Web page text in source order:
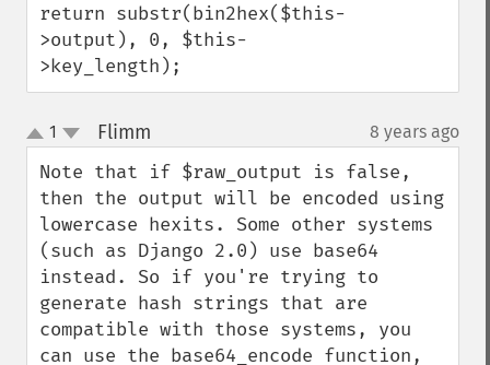
return substr(bin2hex($this-
>output), 0, $this-
>key_length);
up
down
1 Flimm 8 years ago
Note that if $raw_output is false,
then the output will be encoded using
lowercase hexits. Some other systems
(such as Django 2.0) use base64
instead. So if you're trying to
generate hash strings that are
compatible with those systems, you
can use the base64_encode function,